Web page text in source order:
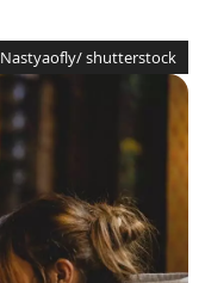
Nastyaofly/ shutterstock